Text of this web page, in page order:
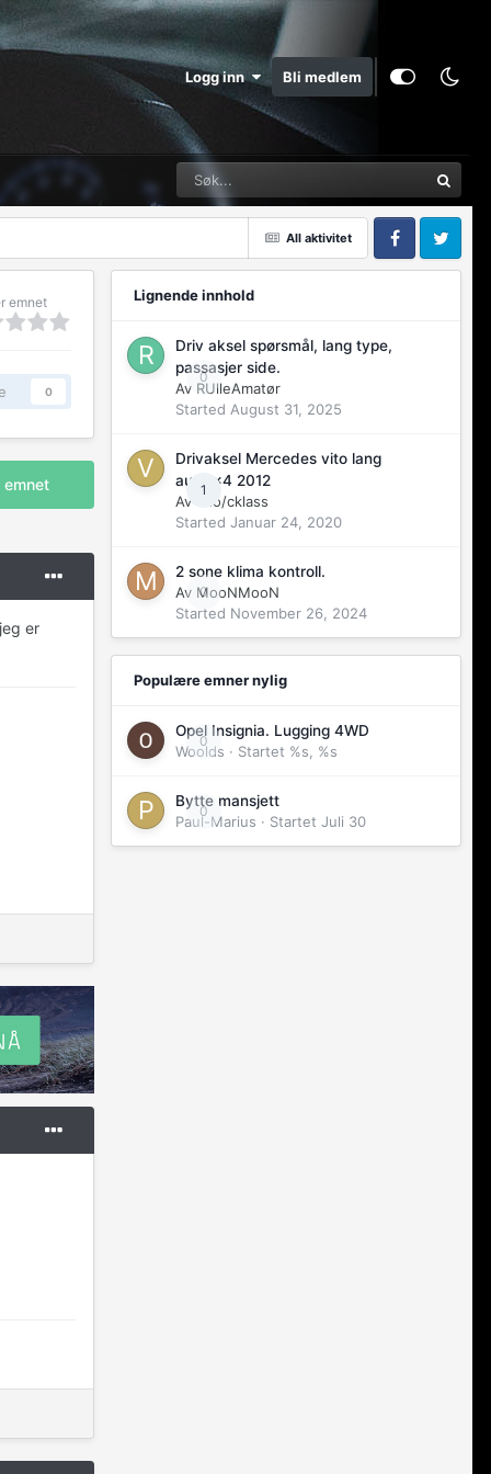
Logg inn Bli medlem
All aktivitet
FacebookTwitter
emnet
0
emnet
er
Lignende innhold
0
Driv aksel spørsmål, lang type,
passasjer side.
Av RUlleAmatør
Started August 31, 2025
1
Drivaksel Mercedes vito lang
aut 4x4 2012
Av
vito/cklass
Started Januar 24, 2020
0
2 sone klima kontroll.
Av MooNMooN
Started November 26, 2024
Populære emner nylig
0
Opel Insignia. Lugging 4WD
Woolds · Startet %s, %s
0
Bytte mansjett
Paul-Marius · Startet Juli 30